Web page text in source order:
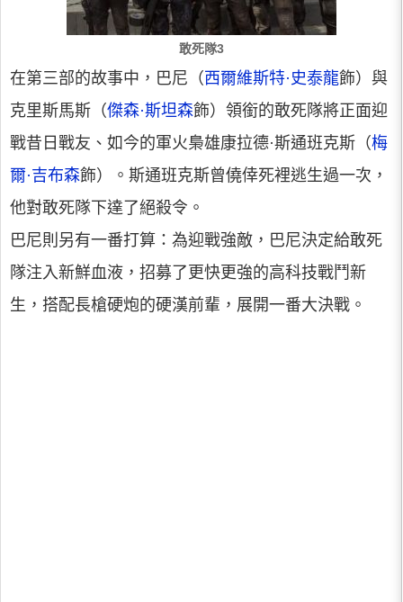
敢死隊3
在第三部的故事中，巴尼（ 西爾維斯特·史泰龍飾）與
克里斯馬斯（傑森·斯坦森飾）領銜的敢死隊將正面迎
戰昔日戰友、如今的軍火梟雄康拉德·斯通班克斯（梅
爾·吉布森飾）。斯通班克斯曾僥倖死裡逃生過一次，
他對敢死隊下達了絕殺令。
巴尼則另有一番打算：為迎戰強敵，巴尼決定給敢死
隊注入新鮮血液，招募了更快更強的高科技戰鬥新
生，搭配長槍硬炮的硬漢前輩，展開一番大決戰。